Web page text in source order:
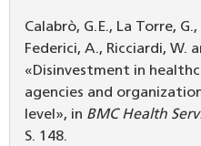
Calabrò, G.E., La Torre,
Federici, A., Ricciardi, W.
«Disinvestment in
agencies and
level», in BMC Health
S. 148.